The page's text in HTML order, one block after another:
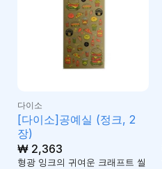
다이소
[다이소]공예실 (정크, 2
장)
₩2,363
형광 잉크의 귀여운 크래프트 씰